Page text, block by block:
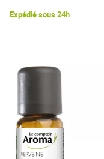
Expédié sous 24h